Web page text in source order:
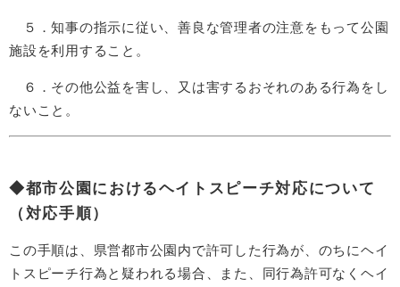
５．知事の指示に従い、善良な管理者の注意をもって公園
施設を利用すること。
６．その他公益を害し、又は害するおそれのある行為をし
ないこと。
◆都市公園におけるヘイトスピーチ対応について
（対応手順）
この手順は、県営都市公園内で許可した行為が、のちにヘイ
トスピーチ行為と疑われる場合、また、同行為許可なくヘイ